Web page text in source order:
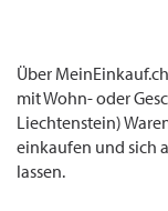
Über
mit Wohn- oder
Liechtenstein)
einkaufen und sich
lassen.